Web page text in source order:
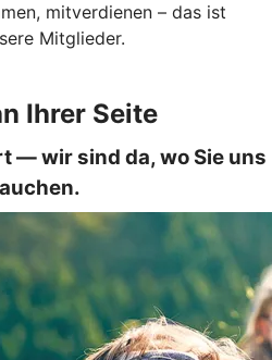
mitverdienen – das ist
Mitglieder.
Ihrer Seite
— wir sind da, wo Sie uns